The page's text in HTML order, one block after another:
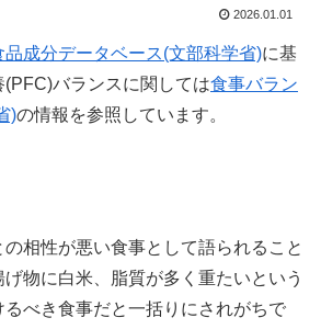
2026.01.01
品成分データベース(文部科学省)に基
バランスに関しては食事バラン
)の情報を参照しています。
相性が悪い食事として語られること
物に白米、脂質が多く重たいという
べき食事だと一括りにされがちで